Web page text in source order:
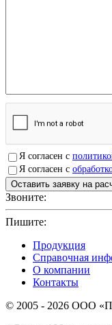
Я согласен с
Я согласен с
Звоните:
Пишите:
Продукция
Справочная
О компании
Контакты
© 2005 - 2026 OOO